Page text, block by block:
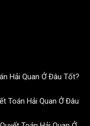
Hải Quan Ở Đâu Tốt?
Toán Hải Quan Ở Đâu